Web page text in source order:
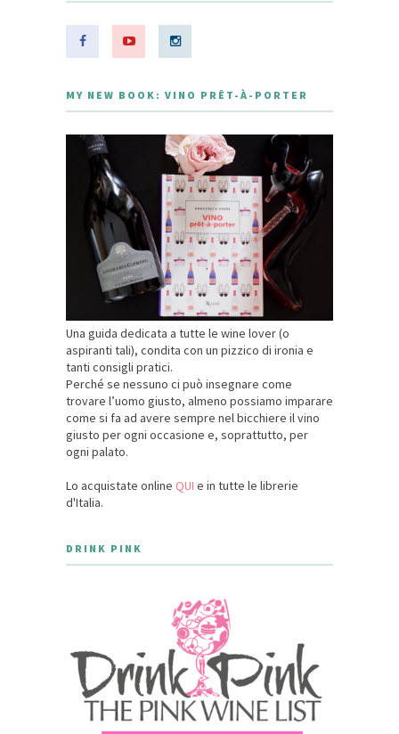
MY NEW BOOK: VINO PRÊT-À-PORTER
Una guida dedicata a tutte le wine lover (o
aspiranti tali), condita con un pizzico di ironia e
tanti consigli pratici.
Perché se nessuno ci può insegnare come
trovare l’uomo giusto, almeno possiamo imparare
come si fa ad avere sempre nel bicchiere il vino
giusto per ogni occasione e, soprattutto, per
ogni palato.
Lo acquistate online QUI e in tutte le librerie
d'Italia.
DRINK PINK